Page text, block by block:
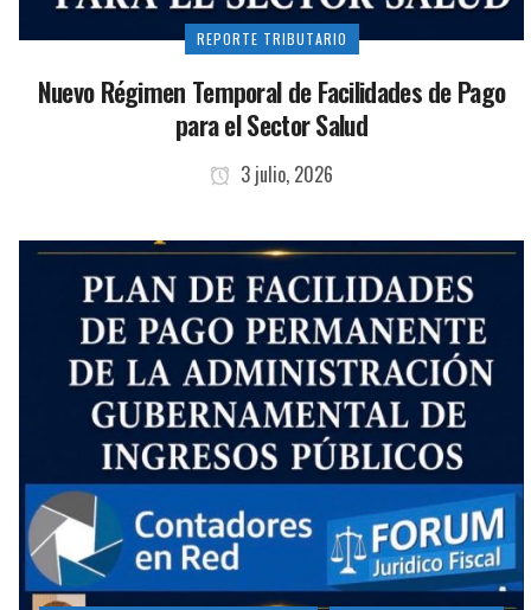
REPORTE TRIBUTARIO
Nuevo Régimen Temporal de Facilidades de Pago
para el Sector Salud
3 julio, 2026